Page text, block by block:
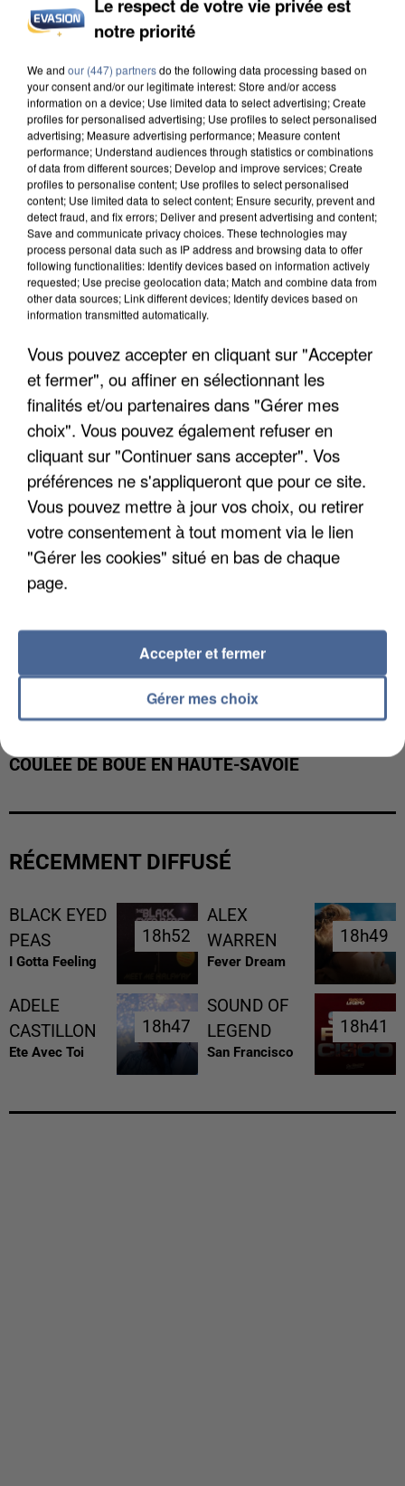
L’UN DES FONDATEURS SUPPOSÉS DE LA DZ
MAFIA INTERPELLÉ EN ALGÉRIE
UN SECOND CADRE DE LA DZ MAFIA
INTERPELLÉ EN ALGÉRIE
COULÉE DE BOUE EN HAUTE-SAVOIE
RÉCEMMENT DIFFUSÉ
BLACK EYED
PEAS
I Gotta Feeling
18h52
18h52
ALEX
WARREN
Fever Dream
18h49
18h49
ADELE
CASTILLON
Ete Avec Toi
18h47
18h47
SOUND OF
LEGEND
San Francisco
18h41
18h41
notre priorité
We and our (447) partnersdo the following data processing based on
your consent and/or our legitimate interest: Store and/or access
information on a device; Use limited data to select advertising; Create
profiles for personalised advertising; Use profiles to select personalised
advertising; Measure advertising performance; Measure content
performance; Understand audiences through statistics or combinations
of data from different sources; Develop and improve services; Create
profiles to personalise content; Use profiles to select personalised
content; Use limited data to select content; Ensure security, prevent and
detect fraud, and fix errors; Deliver and present advertising and content;
Save and communicate privacy choices. These technologies may
process personal data such as IP address and browsing data to offer
following functionalities: Identify devices based on information actively
requested; Use precise geolocation data; Match and combine data from
other data sources; Link different devices; Identify devices based on
information transmitted automatically.
Vous pouvez accepter en cliquant sur "Accepter
et fermer", ou affiner en sélectionnant les
finalités et/ou partenaires dans "Gérer mes
choix". Vous pouvez également refuser en
cliquant sur "Continuer sans accepter". Vos
préférences ne s'appliqueront que pour ce site.
Vous pouvez mettre à jour vos choix, ou retirer
votre consentement à tout moment via le lien
"Gérer les cookies" situé en bas de chaque
page.
Gérer mes choix
Accepter et fermer